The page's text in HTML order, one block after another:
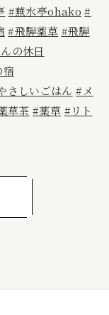
#蕪水亭ohako #
#飛騨薬草 #飛騨
の休日
宿
さしいごはん #メ
草茶 #薬草 #リト